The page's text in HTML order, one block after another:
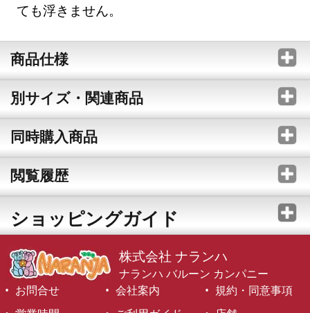
ても浮きません。
商品仕様
別サイズ・関連商品
同時購入商品
閲覧履歴
ショッピングガイド
株式会社 ナランハ
ナランハ バルーン カンパニー
お問合せ
会社案内
規約・同意事項